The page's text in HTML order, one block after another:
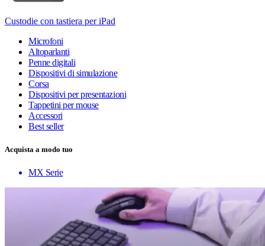
Custodie con tastiera per iPad
Microfoni
Altoparlanti
Penne digitali
Dispositivi di simulazione
Corsa
Dispositivi per presentazioni
Tappetini per mouse
Accessori
Best seller
Acquista a modo tuo
MX Serie